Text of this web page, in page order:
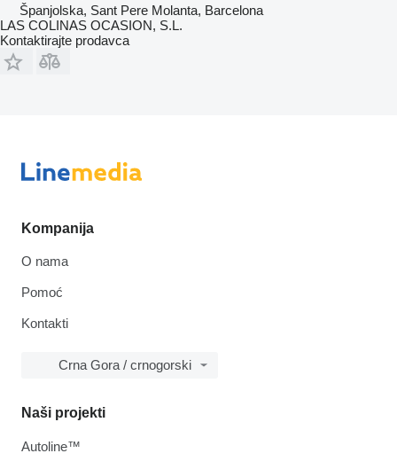
Španjolska, Sant Pere Molanta, Barcelona
LAS COLINAS OCASION, S.L.
Kontaktirajte prodavca
Kompanija
O nama
Pomoć
Kontakti
Crna Gora / crnogorski
Naši projekti
Autoline™